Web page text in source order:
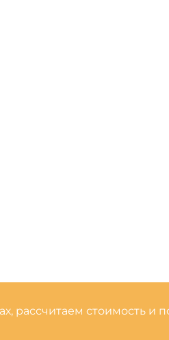
рассчитаем стоимость и